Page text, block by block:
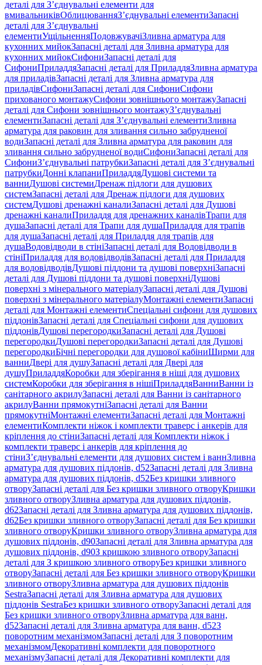
деталі для З’єднувальні елементи для
вмивальниківОблицюванняЗ’єднувальні елементиЗапасні
деталі для З’єднувальні
елементиУщільненняПодовжувачіЗливна арматура для
кухонних мийокЗапасні деталі для Зливна арматура для
кухонних мийокСифониЗапасні деталі для
СифониПриладдяЗапасні деталі для ПриладдяЗливна арматура
для приладівЗапасні деталі для Зливна арматура для
приладівСифониЗапасні деталі для СифониСифони
прихованого монтажуСифони зовнішнього монтажуЗапасні
деталі для Сифони зовнішнього монтажуЗ’єднувальні
елементиЗапасні деталі для З’єднувальні елементиЗливна
арматура для раковин для зливання сильно забрудненої
водиЗапасні деталі для Зливна арматура для раковин для
зливання сильно забрудненої водиСифониЗапасні деталі для
СифониЗ’єднувальні патрубкиЗапасні деталі для З’єднувальні
патрубкиДонні клапаниПриладдяДушові системи та
ванниДушові системиДренаж підлоги для душових
системЗапасні деталі для Дренаж підлоги для душових
системДушові дренажні каналиЗапасні деталі для Душові
дренажні каналиПриладдя для дренажних каналівТрапи для
душаЗапасні деталі для Трапи для душаПриладдя для трапів
для душаЗапасні деталі для Приладдя для трапів для
душаВодовідводи в стініЗапасні деталі для Водовідводи в
стініПриладдя для водовідводівЗапасні деталі для Приладдя
для водовідводівДушові піддони та душові поверхніЗапасні
деталі для Душові піддони та душові поверхніДушові
поверхні з мінерального матеріалуЗапасні деталі для Душові
поверхні з мінерального матеріалуМонтажні елементиЗапасні
деталі для Монтажні елементиСпеціальні сифони для душових
піддонівЗапасні деталі для Спеціальні сифони для душових
піддонівДушові перегородкиЗапасні деталі для Душові
перегородкиДушові перегородкиЗапасні деталі для Душові
перегородкиБічні перегородки для душової кабіниШирми для
ванниДвері для душуЗапасні деталі для Двері для
душуПриладдяКоробки для зберігання в ніші для душових
системКоробки для зберігання в нішіПриладдяВанниВанни із
санітарного акрилуЗапасні деталі для Ванни із санітарного
акрилуВанни прямокутніЗапасні деталі для Ванни
прямокутніМонтажні елементиЗапасні деталі для Монтажні
елементиКомплекти ніжок і комплекти траверс і анкерів для
кріплення до стіниЗапасні деталі для Комплекти ніжок і
комплекти траверс і анкерів для кріплення до
стіниЗ’єднувальні елементи для душових систем і ваннЗливна
арматура для душових піддонів, d52Запасні деталі для Зливна
арматура для душових піддонів, d52Без кришки зливного
отворуЗапасні деталі для Без кришки зливного отворуКришки
зливного отворуЗливна арматура для душових піддонів,
d62Запасні деталі для Зливна арматура для душових піддонів,
d62Без кришки зливного отворуЗапасні деталі для Без кришки
зливного отворуКришки зливного отворуЗливна арматура для
душових піддонів, d90Запасні деталі для Зливна арматура для
душових піддонів, d90З кришкою зливного отворуЗапасні
деталі для З кришкою зливного отворуБез кришки зливного
отворуЗапасні деталі для Без кришки зливного отворуКришки
зливного отворуЗливна арматура для душових піддонів
SestraЗапасні деталі для Зливна арматура для душових
піддонів SestraБез кришки зливного отворуЗапасні деталі для
Без кришки зливного отворуЗливна арматура для ванн,
d52Запасні деталі для Зливна арматура для ванн, d52З
поворотним механізмомЗапасні деталі для З поворотним
механізмомДекоративні комплекти для поворотного
механізмуЗапасні деталі для Декоративні комплекти для